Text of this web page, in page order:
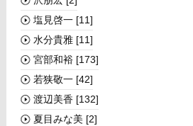
塩見啓一 [11]
水分貴雅 [11]
宮部和裕 [173]
若狭敬一 [42]
渡辺美香 [132]
夏目みな美 [2]